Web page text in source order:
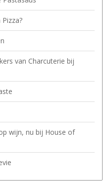
van Charcuterie bij
wijn, nu bij House of